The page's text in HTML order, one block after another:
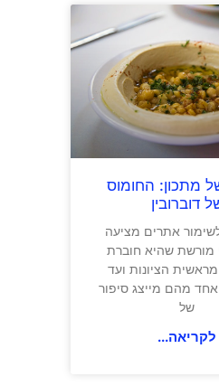
מתכון: החומוס
דוברובין
אתרים מציעה
מורשת שהיא חוברת
הציונות ועד
אחד מהם מייצג סיפור
של
לקריאה...